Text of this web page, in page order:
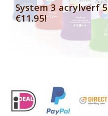
System 3 acrylverf 500ml! Nu slechts
€11.95!